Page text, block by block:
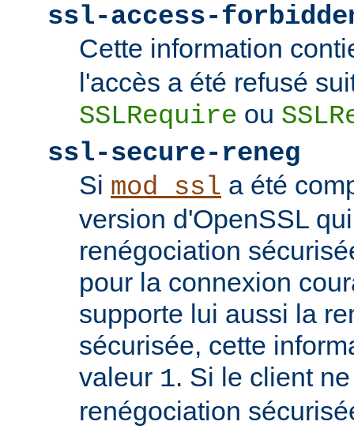
ssl-access-
Cette information
l'accès a été refusé
SSLRequire ou
ssl-secure-reneg
Si mod_ssl a été
version d'OpenSSL
renégociation
pour la connexion
supporte lui aussi la
sécurisée, cette
valeur 1. Si le client
renégociation